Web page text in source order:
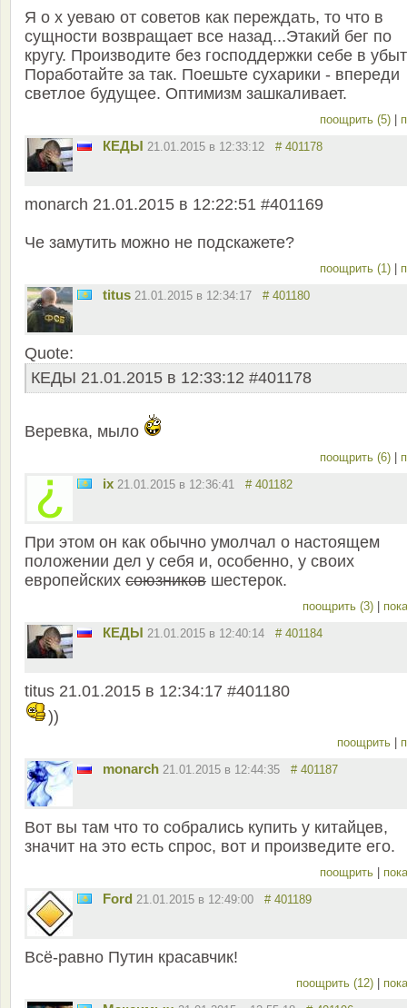
Я о х уеваю от советов как переждать, то что в
сущности возвращает все назад...Этакий бег по
кругу. Производите без господдержки себе в
Поработайте за так. Поешьте сухарики - впереди
светлое будущее. Оптимизм зашкаливает.
поощрить (5)
КЕДЫ 21.01.2015 в 12:33:12 # 401178
monarch 21.01.2015 в 12:22:51 #401169
Че замутить можно не подскажете?
поощрить (1)
titus 21.01.2015 в 12:34:17 # 401180
Quote:
КЕДЫ 21.01.2015 в 12:33:12 #401178
Веревка, мыло
поощрить (6)
ix 21.01.2015 в 12:36:41 # 401182
При этом он как обычно умолчал о настоящем
положении дел у себя и, особенно, у своих
европейских союзников шестерок.
поощрить (3)
КЕДЫ 21.01.2015 в 12:40:14 # 401184
titus 21.01.2015 в 12:34:17 #401180
))
поощрить
monarch 21.01.2015 в 12:44:35 # 401187
Вот вы там что то собрались купить у китайцев,
значит на это есть спрос, вот и произведите его.
поощрить
Ford 21.01.2015 в 12:49:00 # 401189
Всё-равно Путин красавчик!
поощрить (12)